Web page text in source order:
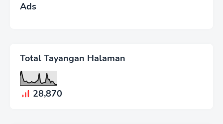
Ads
Total Tayangan Halaman
28,870